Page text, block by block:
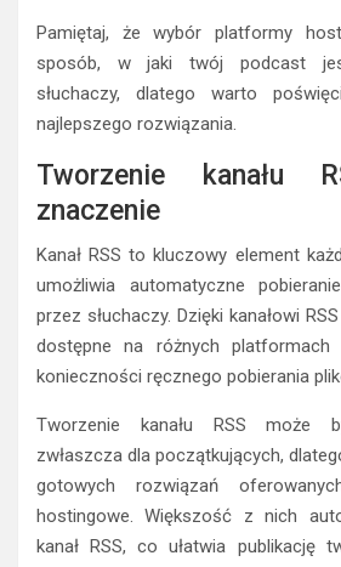
Pamiętaj, że wybór platformy
sposób, w jaki twój podcast
słuchaczy, dlatego warto
najlepszego rozwiązania.
Tworzenie kanału
znaczenie
Kanał RSS to kluczowy element
umożliwia automatyczne
przez słuchaczy. Dzięki kanałowi
dostępne na różnych platformach
konieczności ręcznego pobierania
Tworzenie kanału RSS może
zwłaszcza dla początkujących,
gotowych rozwiązań
hostingowe. Większość z nich
kanał RSS, co ułatwia publikację